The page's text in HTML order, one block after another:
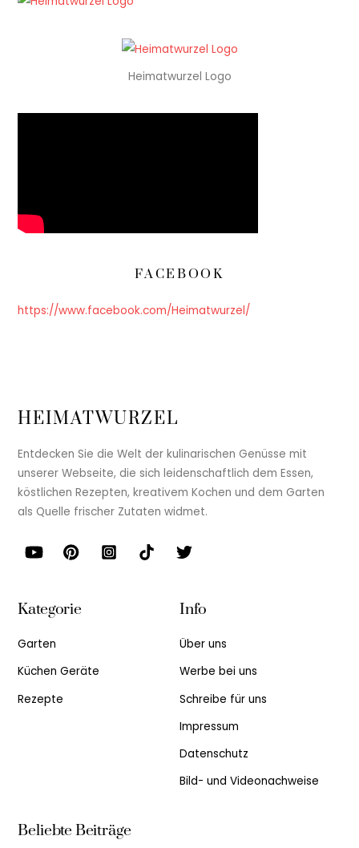
Heimatwurzel Logo
FACEBOOK
https://www.facebook.com/Heimatwurzel/
HEIMATWURZEL
Entdecken Sie die Welt der kulinarischen Genüsse mit
unserer Webseite, die sich leidenschaftlich dem Essen,
köstlichen Rezepten, kreativem Kochen und dem Garten
als Quelle frischer Zutaten widmet.
Kategorie
Garten
Küchen Geräte
Rezepte
Info
Über uns
Werbe bei uns
Schreibe für uns
Impressum
Datenschutz
Bild- und Videonachweise
Beliebte Beiträge